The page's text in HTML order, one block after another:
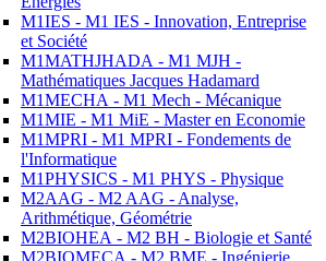
M1IES - M1 IES - Innovation, Entreprise
et Société
M1MATHJHADA - M1 MJH -
Mathématiques Jacques Hadamard
M1MECHA - M1 Mech - Mécanique
M1MIE - M1 MiE - Master en Economie
M1MPRI - M1 MPRI - Fondements de
l'Informatique
M1PHYSICS - M1 PHYS - Physique
M2AAG - M2 AAG - Analyse,
Arithmétique, Géométrie
M2BIOHEA - M2 BH - Biologie et Santé
M2BIOMECA - M2 BME - Ingénierie